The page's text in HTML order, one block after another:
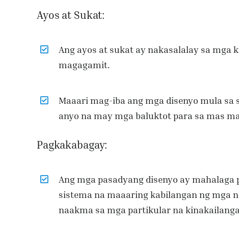
Ayos at Sukat:
Ang ayos at sukat ay nakasalalay sa mga
magagamit.
Maaari mag-iba ang mga disenyo mula
anyo na may mga baluktot para sa mas
Pagkakabagay:
Ang mga pasadyang disenyo ay
sistema na maaaring kabilangan ng mga
naakma sa mga partikular na